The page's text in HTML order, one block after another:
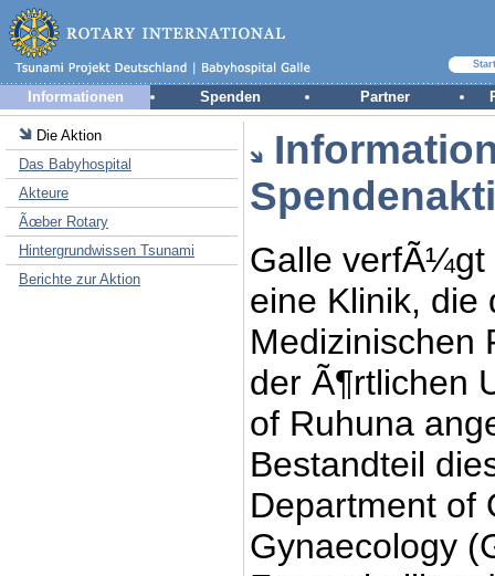
Informationen Spenden Partner
Die Aktion
Das Babyhospital
Akteure
Ãœber Rotary
Hintergrundwissen Tsunami
Berichte zur Aktion
Galle
eine Klinik, die
Medizinischen
der Ã¶rtlichen
of Ruhuna
Bestandteil
Department of
Gynaecology